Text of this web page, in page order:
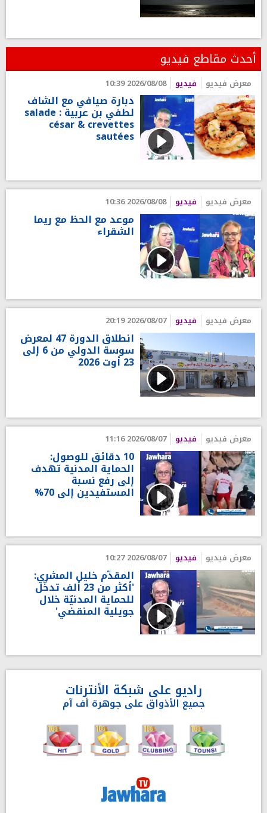
أحدث مقاطع فيديو
معرض فيديو فيديو 2026/08/08 10:39
دبارة صيافي مع الشاف
لطفي بن عربية : salade
césar & crevettes
sautées
معرض فيديو فيديو 2026/08/08 10:36
موعد مع الحظ مع ريما
الشقراء
معرض فيديو فيديو 2026/08/07 20:19
انطلاق الدورة 47 لمعرض
سوسة الدولي من 6 إلى
23 أوت 2026
معرض فيديو فيديو 2026/08/07 11:16
10 دقائق للوصول:
الحماية المدنية تهدف
إلى رفع نسبة
المستفيدين إلى 70%
معرض فيديو فيديو 2026/08/07 10:27
المقدّم خليل المشري:
'أكثر من 23 ألف تدخّل
للحماية المدنيّة خلال
جويلية المنقضي'
راديو على شبكة الأنترنات
جميع الأذواق على جوهرة أف آم